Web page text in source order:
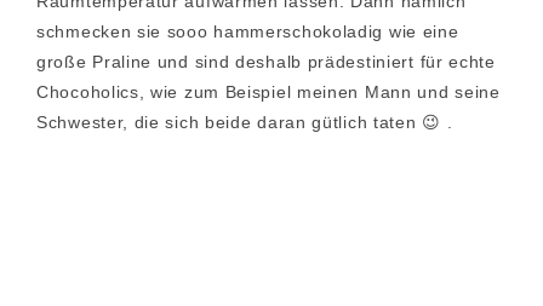
schmecken sie sooo hammerschokoladig wie eine
große Praline und sind deshalb prädestiniert für echte
Chocoholics, wie zum Beispiel meinen Mann und seine
Schwester, die sich beide daran gütlich taten 😉 .